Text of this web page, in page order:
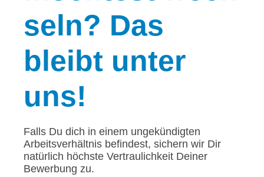
seln? Das
bleibt unter
uns!
Falls Du dich in einem ungekündigten
Arbeitsverhältnis befindest, sichern wir Dir
natürlich höchste Vertraulichkeit Deiner
Bewerbung zu.